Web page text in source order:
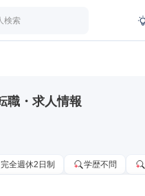
検索
職・求人情報
完全週休2日制 学歴不問